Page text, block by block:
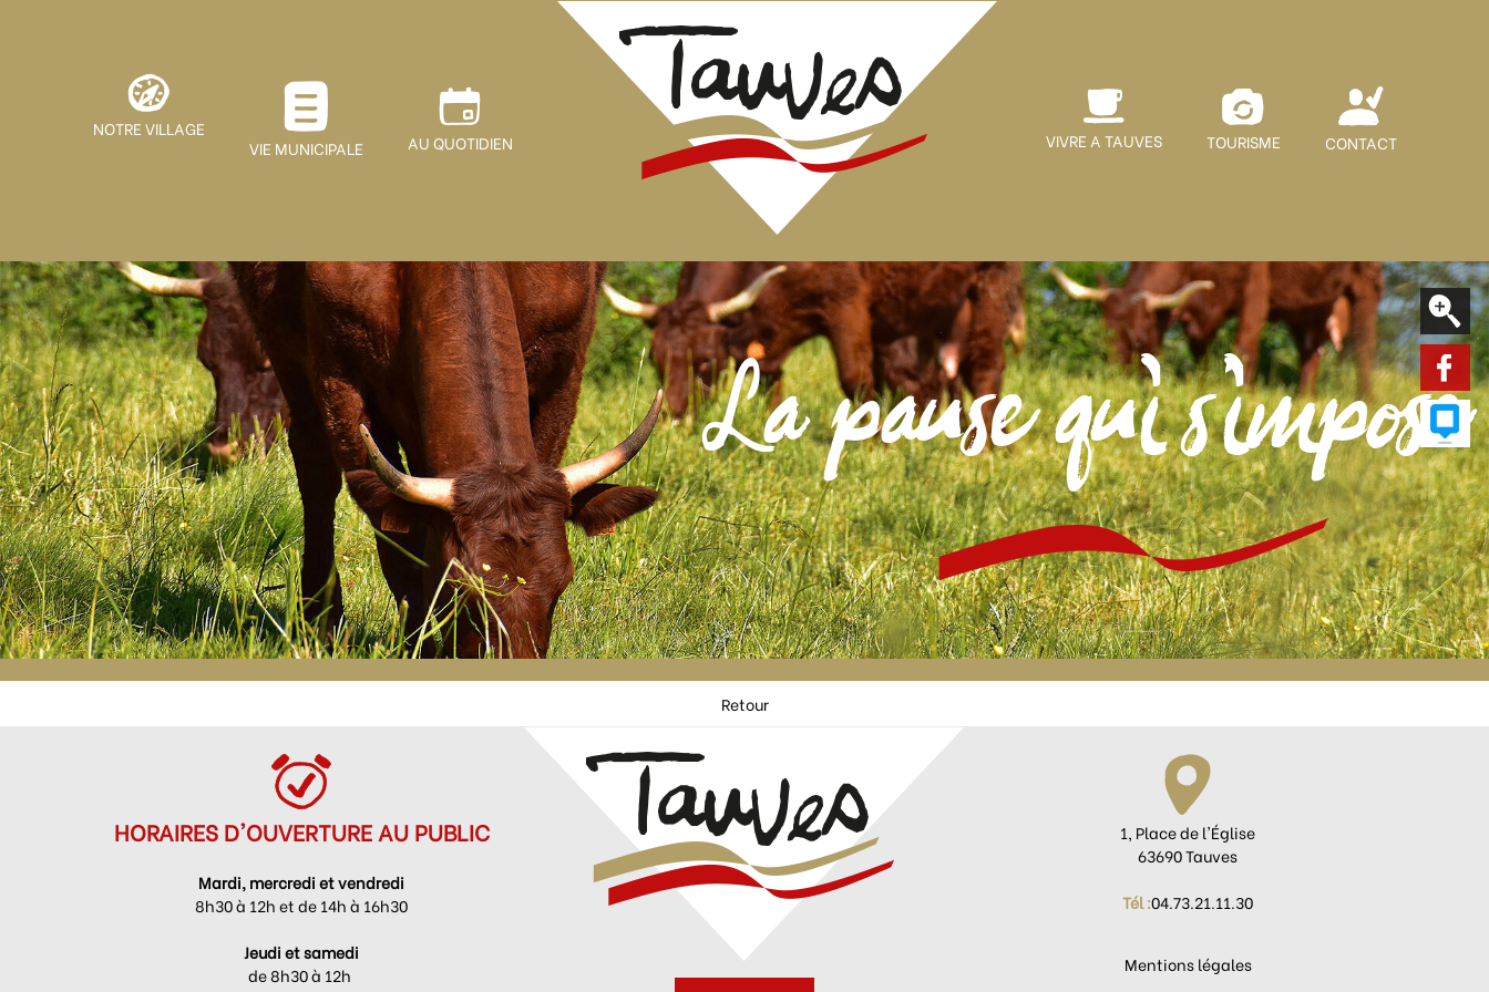
NOTRE VILLAGE
VIE MUNICIPALE
AU QUOTIDIEN VIVRE A TAUVES TOURISME CONTACT
La pause qui s'impose
Retour
HORAIRES D'OUVERTURE AU PUBLIC
Mardi, mercredi et vendredi
8h30 à 12h et de 14h à 16h30
Jeudi et samedi
de 8h30 à 12h
1, Place de l'Église
63690 Tauves
Tél :04.73.21.11.30
Mentions légales